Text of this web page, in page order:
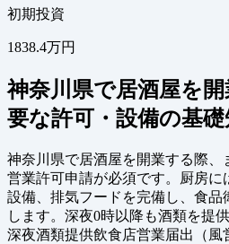
初期投資
1838.4万円
神奈川県で居酒屋を
要な許可・設備の基
神奈川県で居酒屋を開業する際
営業許可申請が必須です。厨房に
設備、排気フードを完備し、食品
します。深夜0時以降も酒類を提
深夜酒類提供飲食店営業届出（風